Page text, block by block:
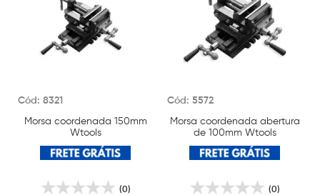
Cód: 8321
Morsa coordenada 150mm
Wtools
(0)
Cód: 5572
Morsa coordenada abertura
de 100mm Wtools
(0)